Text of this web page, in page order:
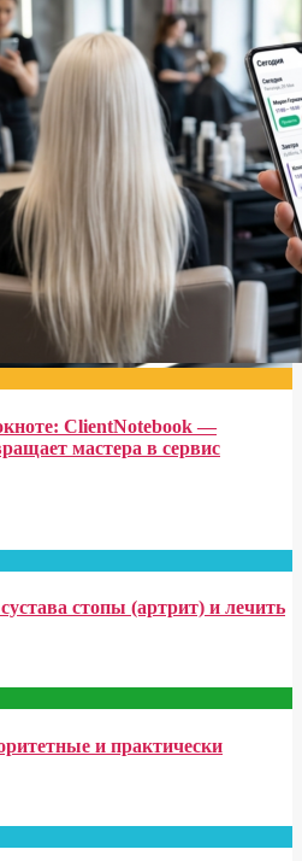
ClientNotebook —
мастера в сервис
стопы (артрит) и лечить
и практически